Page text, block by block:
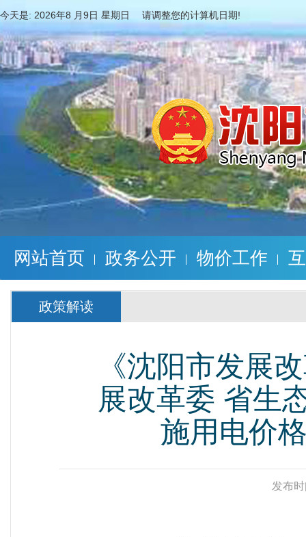
今天是: 2026年8 月9日 星期日 请调整您的计算机日期!
网站首页 政务公开 物价工作
政策解读
《沈阳市发展
展改革委 省生
施用电价
发布